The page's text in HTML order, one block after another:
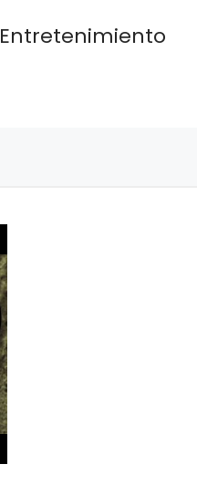
Entretenimiento